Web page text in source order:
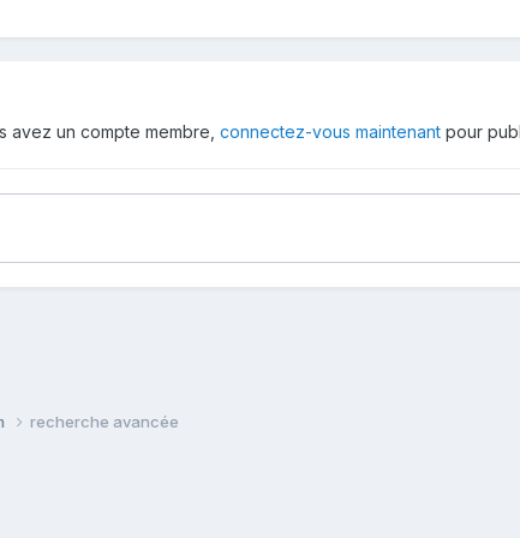
avez un compte membre, connectez-vous maintenant pour
recherche avancée